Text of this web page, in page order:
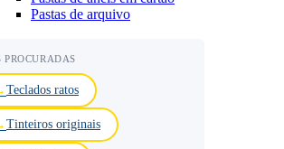
Pastas de arquivo
PROCURADAS
Teclados ratos
Tinteiros originais